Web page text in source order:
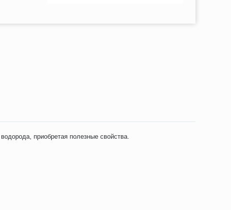
приобретая полезные свойства.